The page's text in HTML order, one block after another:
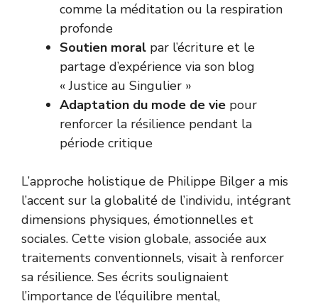
comme la méditation ou la respiration
profonde
Soutien moral par l’écriture et le
partage d’expérience via son blog
« Justice au Singulier »
Adaptation du mode de vie pour
renforcer la résilience pendant la
période critique
L’approche holistique de Philippe Bilger a mis
l’accent sur la globalité de l’individu, intégrant
dimensions physiques, émotionnelles et
sociales. Cette vision globale, associée aux
traitements conventionnels, visait à renforcer
sa résilience. Ses écrits soulignaient
l’importance de l’équilibre mental,